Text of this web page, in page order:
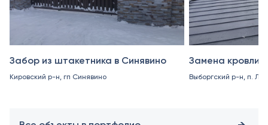
Забор из штакетника в Синявино
Кировский р-н, гп Синявино
Замена кровли
Выборгский р-н, п.